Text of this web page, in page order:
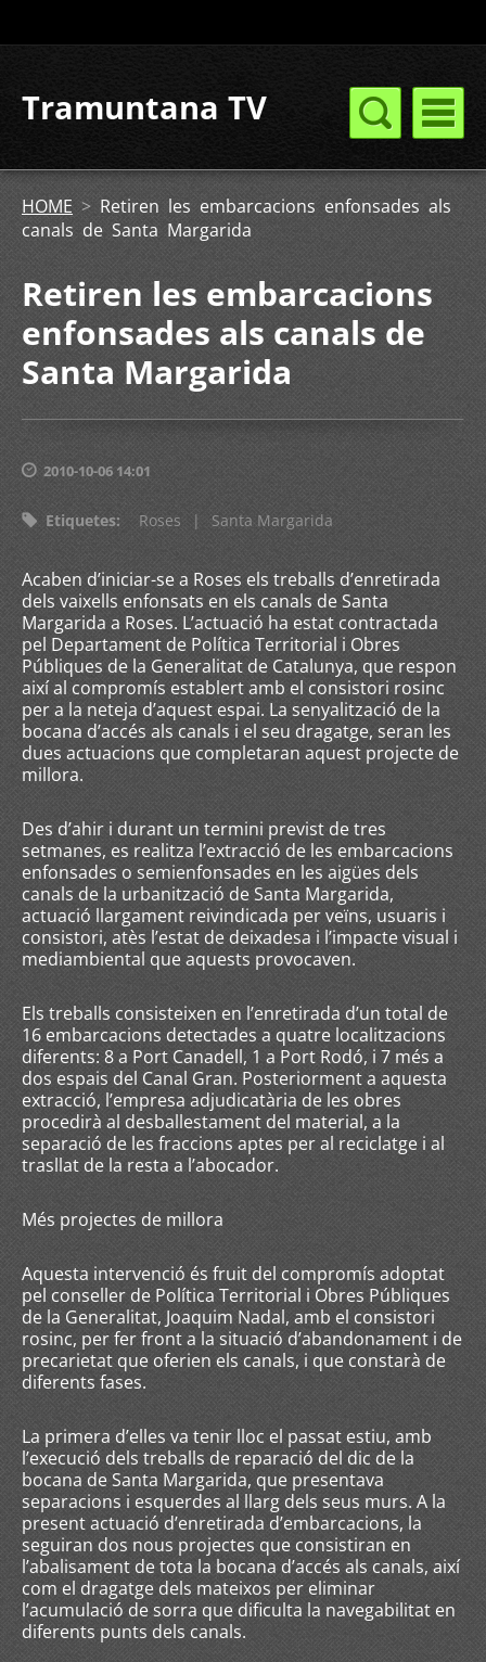
Tramuntana TV
HOME > Retiren les embarcacions enfonsades als
canals de Santa Margarida
Retiren les embarcacions
enfonsades als canals de
Santa Margarida
2010-10-06 14:01
Etiquetes: Roses | Santa Margarida
Acaben d’iniciar-se a Roses els treballs d’enretirada
dels vaixells enfonsats en els canals de Santa
Margarida a Roses. L’actuació ha estat contractada
pel Departament de Política Territorial i Obres
Públiques de la Generalitat de Catalunya, que respon
així al compromís establert amb el consistori rosinc
per a la neteja d’aquest espai. La senyalització de la
bocana d’accés als canals i el seu dragatge, seran les
dues actuacions que completaran aquest projecte de
millora.
Des d’ahir i durant un termini previst de tres
setmanes, es realitza l’extracció de les embarcacions
enfonsades o semienfonsades en les aigües dels
canals de la urbanització de Santa Margarida,
actuació llargament reivindicada per veïns, usuaris i
consistori, atès l’estat de deixadesa i l’impacte visual i
mediambiental que aquests provocaven.
Els treballs consisteixen en l’enretirada d’un total de
16 embarcacions detectades a quatre localitzacions
diferents: 8 a Port Canadell, 1 a Port Rodó, i 7 més a
dos espais del Canal Gran. Posteriorment a aquesta
extracció, l’empresa adjudicatària de les obres
procedirà al desballestament del material, a la
separació de les fraccions aptes per al reciclatge i al
trasllat de la resta a l’abocador.
Més projectes de millora
Aquesta intervenció és fruit del compromís adoptat
pel conseller de Política Territorial i Obres Públiques
de la Generalitat, Joaquim Nadal, amb el consistori
rosinc, per fer front a la situació d’abandonament i de
precarietat que oferien els canals, i que constarà de
diferents fases.
La primera d’elles va tenir lloc el passat estiu, amb
l’execució dels treballs de reparació del dic de la
bocana de Santa Margarida, que presentava
separacions i esquerdes al llarg dels seus murs. A la
present actuació d’enretirada d’embarcacions, la
seguiran dos nous projectes que consistiran en
l’abalisament de tota la bocana d’accés als canals, així
com el dragatge dels mateixos per eliminar
l’acumulació de sorra que dificulta la navegabilitat en
diferents punts dels canals.